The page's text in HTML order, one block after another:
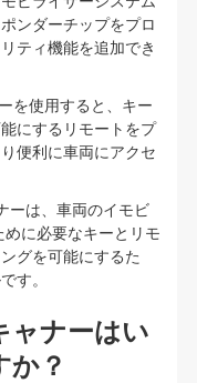
ンダーチップをプロ
ティ機能を追加でき
を使用すると、キー
にするリモートをプ
便利に車両にアクセ
ーは、車両のイモビ
に必要なキーとリモ
グを可能にするた
す。
ャナーはい
か？